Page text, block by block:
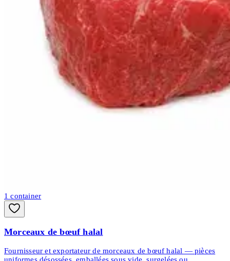
1container
Morceaux de bœuf halal
Fournisseur et exportateur de morceaux de bœuf halal — pièces
uniformes désossées, emballées sous vide, surgelées ou